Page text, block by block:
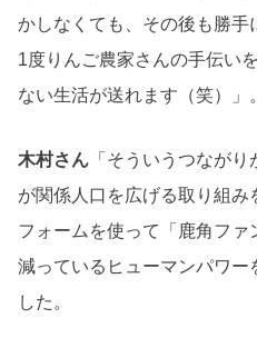
かしなくても、その後も勝手
1度りんご農家さんの手伝い
ない生活が送れます（笑）」。
木村さん 「そういうつなが
が関係人口を広げる取り組み
フォームを使って「鹿角フ
減っているヒューマンパワー
した。